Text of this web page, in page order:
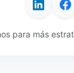
para más